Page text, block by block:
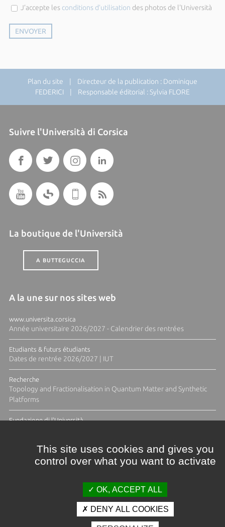
J’accepte les conditions d’utilisation des photos de l'Università
Plan du site | Directeur de la publication : Dominique
FEDERICI | Responsable éditorial : Sylvia FLORE
Suivre l'Università di Corsica
La boutique de l'Università
A BUTTEGUCCIA
A la une sur nos sites web
www.universita.corsica
Année universitaire 2026/2027 - Calendrier des rentrées
Etudiants & futurs étudiants
Dates de rentrée 2026/2027 | IUT
Recherche
Topology and Fractionalisation in Quantum Matter and Synthetic
Platforms
Fundazione di l'Università
Crédits et mentions légales
This site uses cookies and gives you
control over what you want to activate
OK, ACCEPT ALL
DENY ALL COOKIES